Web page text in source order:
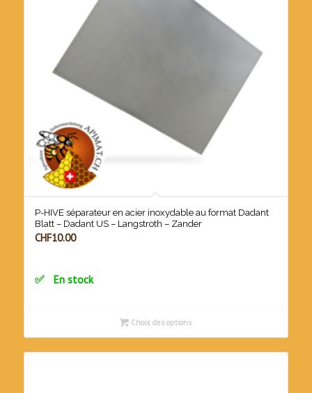
P-HIVE séparateur en acier inoxydable au format Dadant
Blatt – Dadant US – Langstroth – Zander
CHF10.00
En stock
Choix des options